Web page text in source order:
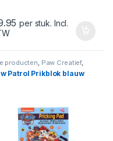
per stuk. Incl.
producten, Paw Creatief,
Patrol
Patrol Prikblok blauw